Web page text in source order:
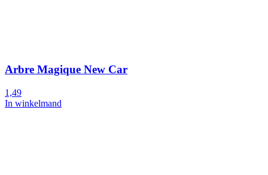
Arbre Magique New Car
1,49
In winkelmand